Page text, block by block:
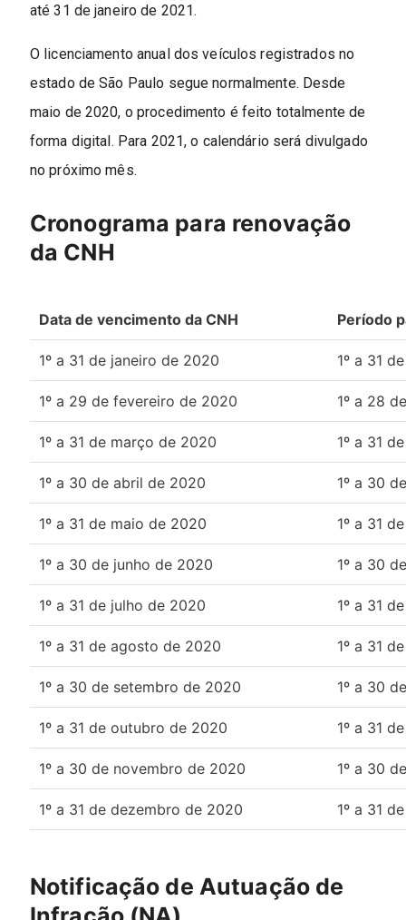
até 31 de janeiro de 2021.
O licenciamento anual dos veículos registrados no
estado de São Paulo segue normalmente. Desde
maio de 2020, o procedimento é feito totalmente de
forma digital. Para 2021, o calendário será divulgado
no próximo mês.
Cronograma para renovação
da CNH
Data de vencimento da CNH Período
1º a 31 de janeiro de 2020 1º a 31
1º a 29 de fevereiro de 2020 1º a 28
1º a 31 de março de 2020 1º a 31
1º a 30 de abril de 2020 1º a 30
1º a 31 de maio de 2020 1º a 31
1º a 30 de junho de 2020 1º a 30
1º a 31 de julho de 2020 1º a 31
1º a 31 de agosto de 2020 1º a 31
1º a 30 de setembro de 2020 1º a 30
1º a 31 de outubro de 2020 1º a 31
1º a 30 de novembro de 2020 1º a 30
1º a 31 de dezembro de 2020 1º a 31
Notificação de Autuação de